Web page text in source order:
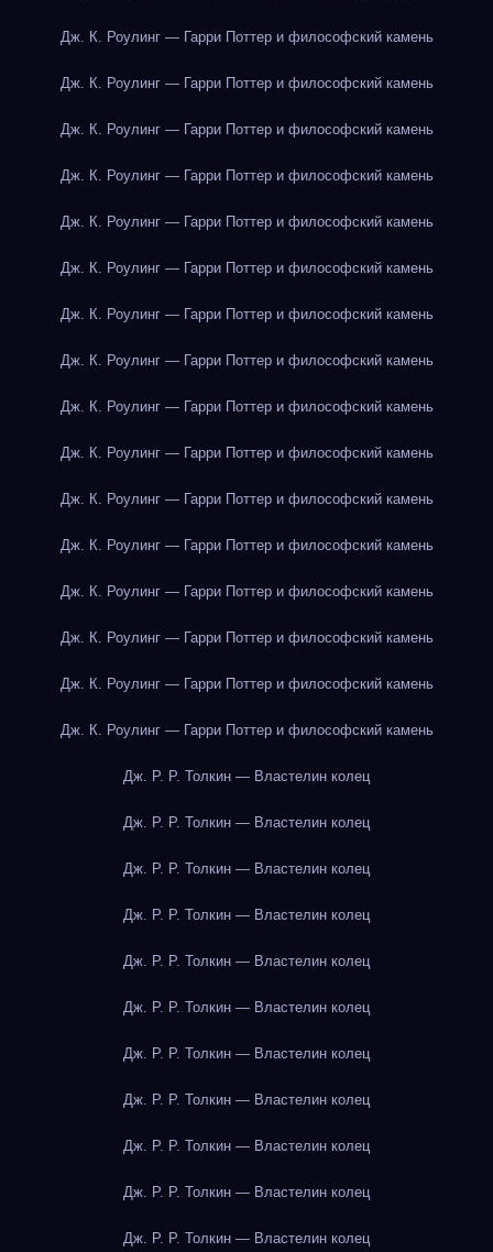
Дж. К. Роулинг — Гарри Поттер и философский камень
Дж. К. Роулинг — Гарри Поттер и философский камень
Дж. К. Роулинг — Гарри Поттер и философский камень
Дж. К. Роулинг — Гарри Поттер и философский камень
Дж. К. Роулинг — Гарри Поттер и философский камень
Дж. К. Роулинг — Гарри Поттер и философский камень
Дж. К. Роулинг — Гарри Поттер и философский камень
Дж. К. Роулинг — Гарри Поттер и философский камень
Дж. К. Роулинг — Гарри Поттер и философский камень
Дж. К. Роулинг — Гарри Поттер и философский камень
Дж. К. Роулинг — Гарри Поттер и философский камень
Дж. К. Роулинг — Гарри Поттер и философский камень
Дж. К. Роулинг — Гарри Поттер и философский камень
Дж. К. Роулинг — Гарри Поттер и философский камень
Дж. К. Роулинг — Гарри Поттер и философский камень
Дж. К. Роулинг — Гарри Поттер и философский камень
Дж. Р. Р. Толкин — Властелин колец
Дж. Р. Р. Толкин — Властелин колец
Дж. Р. Р. Толкин — Властелин колец
Дж. Р. Р. Толкин — Властелин колец
Дж. Р. Р. Толкин — Властелин колец
Дж. Р. Р. Толкин — Властелин колец
Дж. Р. Р. Толкин — Властелин колец
Дж. Р. Р. Толкин — Властелин колец
Дж. Р. Р. Толкин — Властелин колец
Дж. Р. Р. Толкин — Властелин колец
Дж. Р. Р. Толкин — Властелин колец